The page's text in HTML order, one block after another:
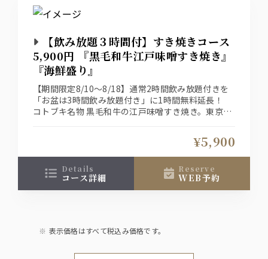
【飲み放題３時間付】すき焼きコース
5,900円 『黒毛和牛江戸味噌すき焼き』
『海鮮盛り』
【期間限定8/10～8/18】通常2時間飲み放題付きを
「お盆は3時間飲み放題付き」に1時間無料延長！
コトブキ名物 黒毛和牛の江戸味噌すき焼き。東京亀
る”東京のすき焼き”に仕上げました。日本酒との相
性もお楽しみください。
¥5,900
details
コース詳細
reserve
WEB予約
表示価格はすべて税込み価格です。